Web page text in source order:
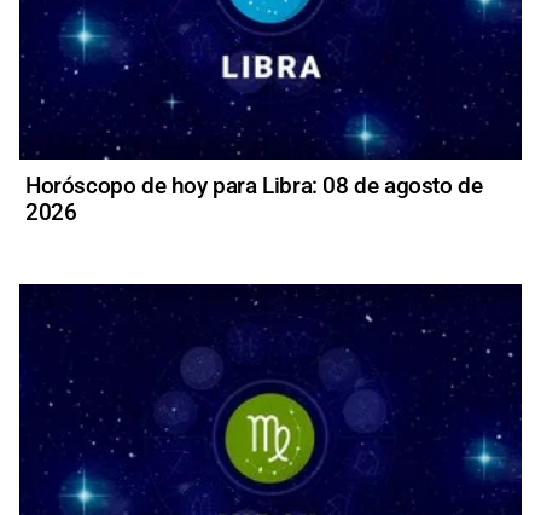
Horóscopo de hoy para Libra: 08 de agosto de
2026